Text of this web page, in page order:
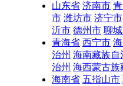
山东省 济南市
市 潍坊市 济宁市
沂市 德州市 聊
青海省 西宁市
治州 海南藏族自
治州 海西蒙古族
海南省 五指山市